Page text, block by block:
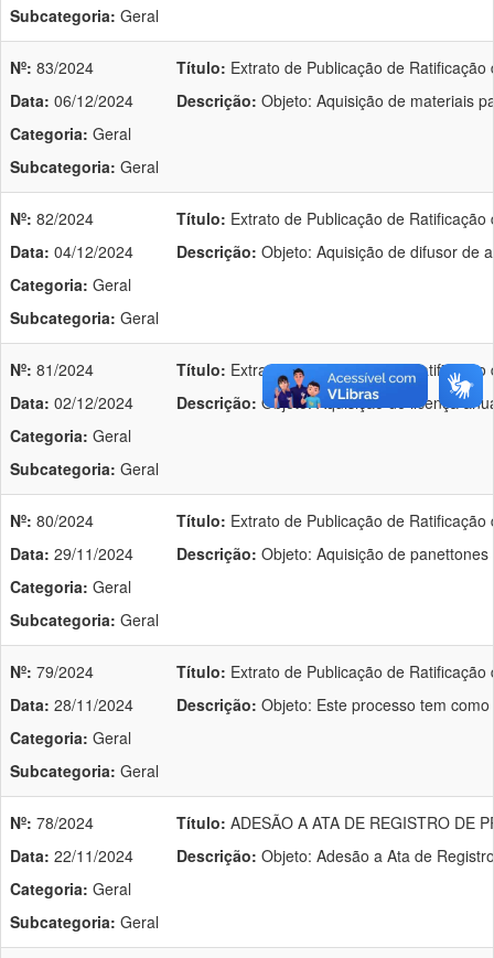
Subcategoria: Geral
Nº: 83/2024
Data: 06/12/2024
Categoria: Geral
Subcategoria: Geral
Título: Extrato de Publicação de
Descrição: Objeto: Aquisição de materiais
Nº: 82/2024
Data: 04/12/2024
Categoria: Geral
Subcategoria: Geral
Título: Extrato de Publicação de
Descrição: Objeto: Aquisição de difusor de
Nº: 81/2024
Data: 02/12/2024
Categoria: Geral
Subcategoria: Geral
Título: Extrato de Publicação de
Descrição: Objeto: Aquisição de licença
Nº: 80/2024
Data: 29/11/2024
Categoria: Geral
Subcategoria: Geral
Título: Extrato de Publicação de
Descrição: Objeto: Aquisição de
Nº: 79/2024
Data: 28/11/2024
Categoria: Geral
Subcategoria: Geral
Título: Extrato de Publicação de
Descrição: Objeto: Este processo tem
Nº: 78/2024
Data: 22/11/2024
Categoria: Geral
Subcategoria: Geral
Título: ADESÃO A ATA DE REGISTRO DE
Descrição: Objeto: Adesão a Ata de